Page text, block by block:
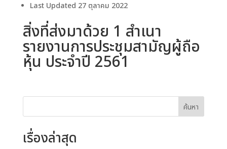
Last Updated 27 ตุลาคม 2022
สิ่งที่ส่งมาด้วย 1 สำเนา
รายงานการประชุมสามัญผู้ถือ
หุ้น ประจำปี 2561
ค้นหา
เรื่องล่าสุด